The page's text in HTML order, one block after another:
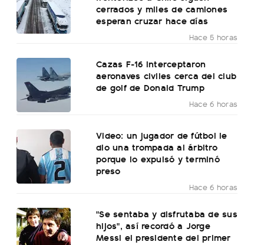
cerrados y miles de camiones
esperan cruzar hace días
Hace 5 horas
Cazas F-16 interceptaron
aeronaves civiles cerca del club
de golf de Donald Trump
Hace 6 horas
Video: un jugador de fútbol le
dio una trompada al árbitro
porque lo expulsó y terminó
preso
Hace 6 horas
"Se sentaba y disfrutaba de sus
hijos", así recordó a Jorge
Messi el presidente del primer